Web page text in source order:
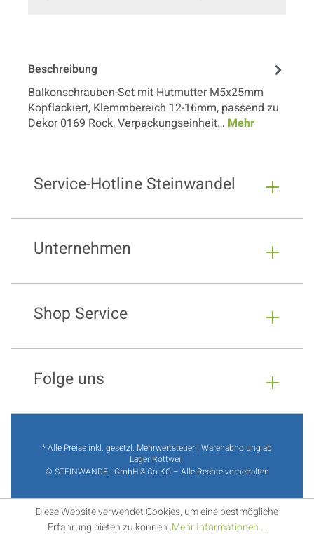
Beschreibung
Balkonschrauben-Set mit Hutmutter M5x25mm
Kopflackiert, Klemmbereich 12-16mm, passend zu
Dekor 0169 Rock, Verpackungseinheit… Mehr
Service-Hotline Steinwandel
Unternehmen
Shop Service
Folge uns
* Alle Preise inkl. gesetzl. Mehrwertsteuer | Warenabholung ab
Lager Rottweil.
© STEINWANDEL GmbH & Co.KG – Alle Rechte vorbehalten
Diese Website verwendet Cookies, um eine bestmögliche
Erfahrung bieten zu können. Mehr Informationen ...